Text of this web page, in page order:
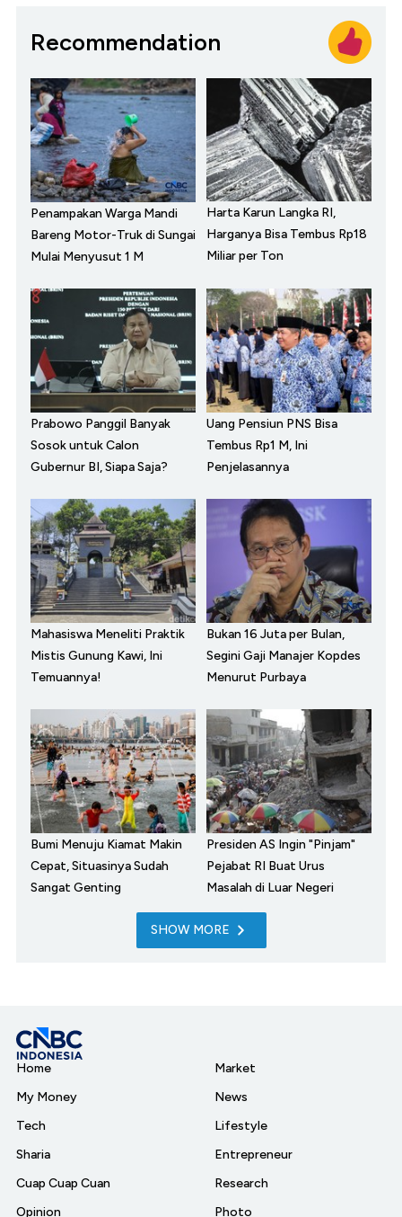
Recommendation
Penampakan Warga Mandi
Bareng Motor-Truk di Sungai
Mulai Menyusut 1 M
Harta Karun Langka RI,
Harganya Bisa Tembus Rp18
Miliar per Ton
Prabowo Panggil Banyak
Sosok untuk Calon
Gubernur BI, Siapa Saja?
Uang Pensiun PNS Bisa
Tembus Rp1 M, Ini
Penjelasannya
Mahasiswa Meneliti Praktik
Mistis Gunung Kawi, Ini
Temuannya!
Bukan 16 Juta per Bulan,
Segini Gaji Manajer Kopdes
Menurut Purbaya
Bumi Menuju Kiamat Makin
Cepat, Situasinya Sudah
Sangat Genting
Presiden AS Ingin "Pinjam"
Pejabat RI Buat Urus
Masalah di Luar Negeri
SHOW MORE
Home
My Money
Tech
Sharia
Cuap Cuap Cuan
Opinion
Market
News
Lifestyle
Entrepreneur
Research
Photo